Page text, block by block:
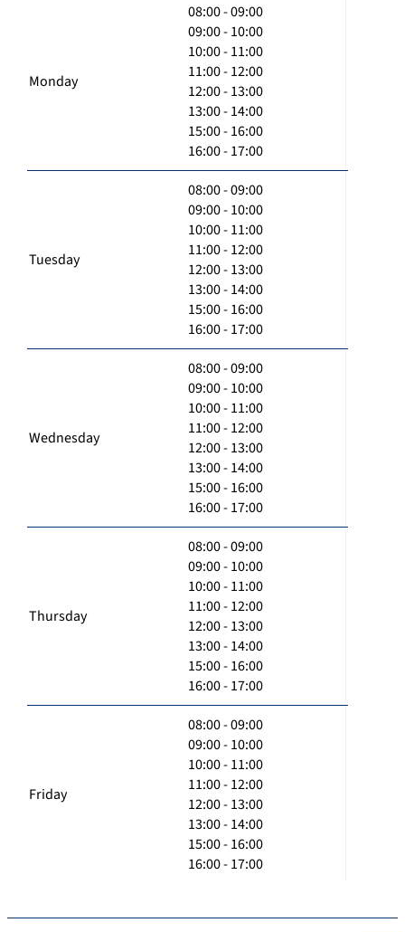
Monday
08:00 - 09:00
09:00 - 10:00
10:00 - 11:00
11:00 - 12:00
12:00 - 13:00
13:00 - 14:00
15:00 - 16:00
16:00 - 17:00
Tuesday
08:00 - 09:00
09:00 - 10:00
10:00 - 11:00
11:00 - 12:00
12:00 - 13:00
13:00 - 14:00
15:00 - 16:00
16:00 - 17:00
Wednesday
08:00 - 09:00
09:00 - 10:00
10:00 - 11:00
11:00 - 12:00
12:00 - 13:00
13:00 - 14:00
15:00 - 16:00
16:00 - 17:00
Thursday
08:00 - 09:00
09:00 - 10:00
10:00 - 11:00
11:00 - 12:00
12:00 - 13:00
13:00 - 14:00
15:00 - 16:00
16:00 - 17:00
Friday
08:00 - 09:00
09:00 - 10:00
10:00 - 11:00
11:00 - 12:00
12:00 - 13:00
13:00 - 14:00
15:00 - 16:00
16:00 - 17:00